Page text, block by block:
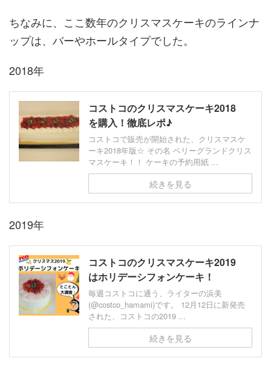
ちなみに、ここ数年のクリスマスケーキのラインナ
ップは、バーやホールタイプでした。
2018年
コストコのクリスマスケーキ2018
を購入！徹底レポ♪
コストコで販売が開始された、クリスマスケ
ーキ2018年版☆ その名 ベリーグランドクリス
マスケーキ！！ ケーキの予約用紙 ...
続きを見る
2019年
コストコのクリスマスケーキ2019
はホリデーシフォンケーキ！
毎週コストコに通う、ライターの浜美
(@costco_hamami)です。 12月12日に新発売
された、コストコの2019 ...
続きを見る